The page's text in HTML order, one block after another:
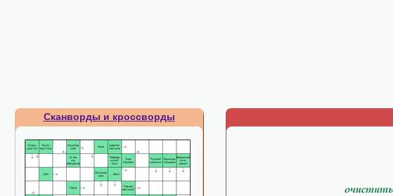
Сканворды и кроссворды